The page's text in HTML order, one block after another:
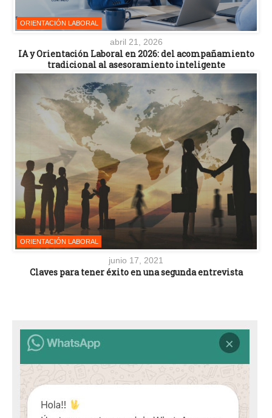
ORIENTACIÓN LABORAL
abril 21, 2026
IA y Orientación Laboral en 2026: del acompañamiento
tradicional al asesoramiento inteligente
ORIENTACIÓN LABORAL
junio 17, 2021
Claves para tener éxito en una segunda entrevista